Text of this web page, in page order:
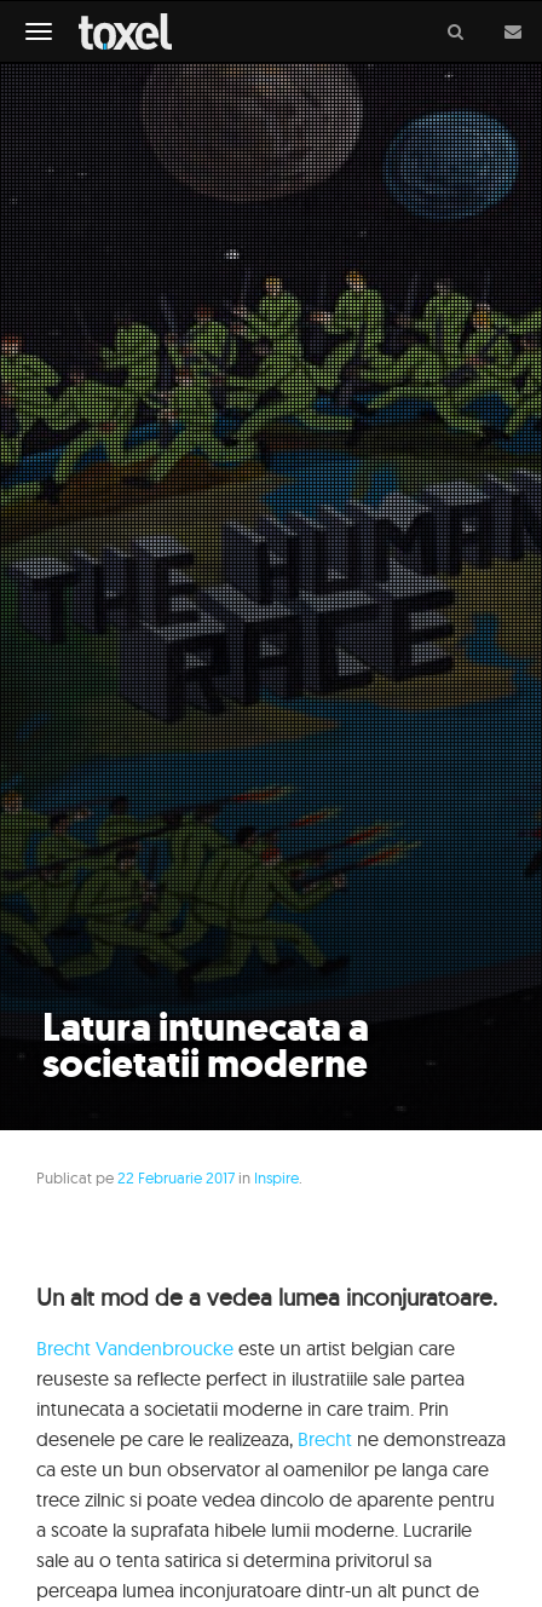
Meniu
Latura intunecata a
societatii moderne
Publicat pe22 Februarie 2017 in Inspire
Un alt mod de a vedea lumea inconjuratoare.
Brecht Vandenbroucke este un artist belgian care
reuseste sa reflecte perfect in ilustratiile sale partea
intunecata a societatii moderne in care traim. Prin
desenele pe care le realizeaza, Brecht ne demonstreaza
ca este un bun observator al oamenilor pe langa care
trece zilnic si poate vedea dincolo de aparente pentru
a scoate la suprafata hibele lumii moderne. Lucrarile
sale au o tenta satirica si determina privitorul sa
perceapa lumea inconjuratoare dintr-un alt punct de